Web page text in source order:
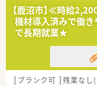
【募集背景と求め
■今回は欠員補
を行っていただ
■幅広い年代の
円滑なコミュ
■大手グループ
域医療への貢献
【鹿沼市】≪時給
機材導入済みで働
で長期就業★
ブランク可 残業なし